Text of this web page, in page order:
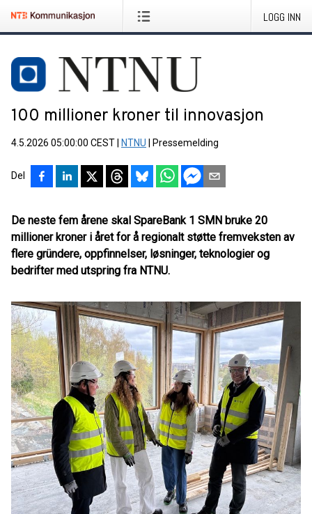
LOGG INN
100 millioner kroner til innovasjon
4.5.2026 05:00:00 CEST NTNU Pressemelding
Del
De neste fem årene skal SpareBank 1 SMN bruke 20
millioner kroner i året for å regionalt støtte fremveksten av
flere gründere, oppfinnelser, løsninger, teknologier og
bedrifter med utspring fra NTNU.